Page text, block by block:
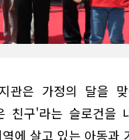
관은 가정의 달을
친구'라는 슬로건을
에 살고 있는 아동과